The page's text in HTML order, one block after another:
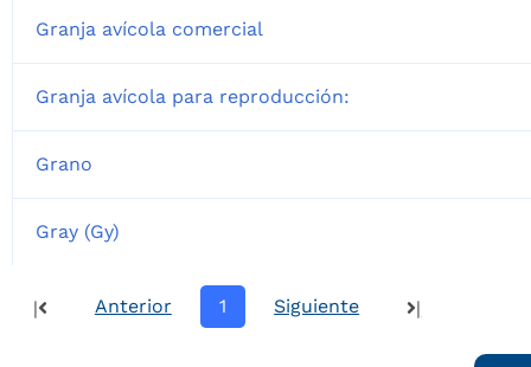
Granja avícola comercial
Granja avícola para reproducción:
Grano
Gray (Gy)
| Anterior 1 Siguiente |